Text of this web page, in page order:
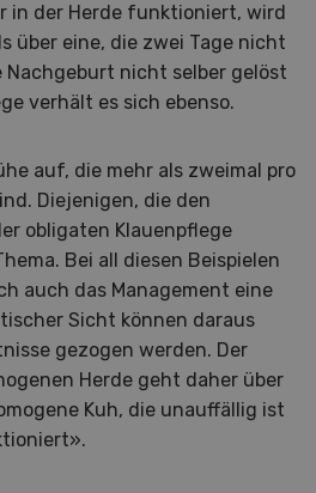
in der Herde funktioniert, wird
über eine, die zwei Tage nicht
nicht selber gelöst
verhält es sich ebenso.
auf, die mehr als zweimal pro
Diejenigen, die den
obligaten Klauenpflege
Bei all diesen Beispielen
auch das Management eine
Sicht können daraus
gezogen werden. Der
Herde geht daher über
Kuh, die unauffällig ist